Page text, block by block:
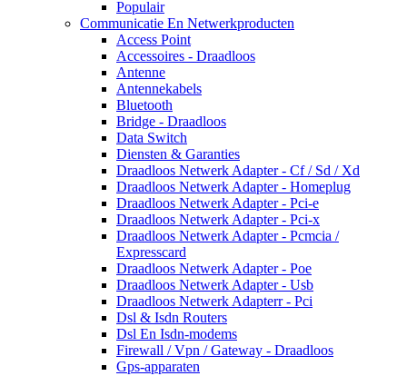
Populair
Communicatie En Netwerkproducten
Access Point
Accessoires - Draadloos
Antenne
Antennekabels
Bluetooth
Bridge - Draadloos
Data Switch
Diensten & Garanties
Draadloos Netwerk Adapter - Cf / Sd / Xd
Draadloos Netwerk Adapter - Homeplug
Draadloos Netwerk Adapter - Pci-e
Draadloos Netwerk Adapter - Pci-x
Draadloos Netwerk Adapter - Pcmcia /
Expresscard
Draadloos Netwerk Adapter - Poe
Draadloos Netwerk Adapter - Usb
Draadloos Netwerk Adapterr - Pci
Dsl & Isdn Routers
Dsl En Isdn-modems
Firewall / Vpn / Gateway - Draadloos
Gps-apparaten